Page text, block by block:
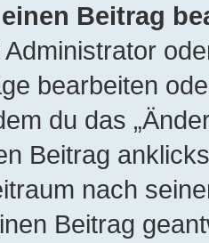
Beitrag
bearbeiten
du das
Beitrag
nach
Beitrag